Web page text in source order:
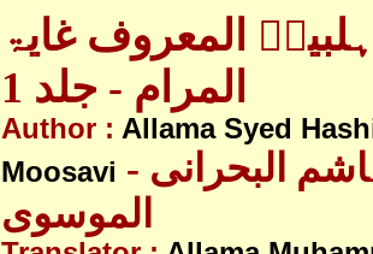
المعروف غایۃ
المرام - جلد 1
Author : Allama Syed
Moosavi - علامہ سید ہاشم البحرانی
الموسوی